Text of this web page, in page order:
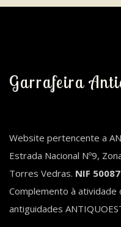
Garrafeira
Website pertencente a
Estrada Nacional Nº9,
Torres Vedras. NIF
Complemento à
antiguidades